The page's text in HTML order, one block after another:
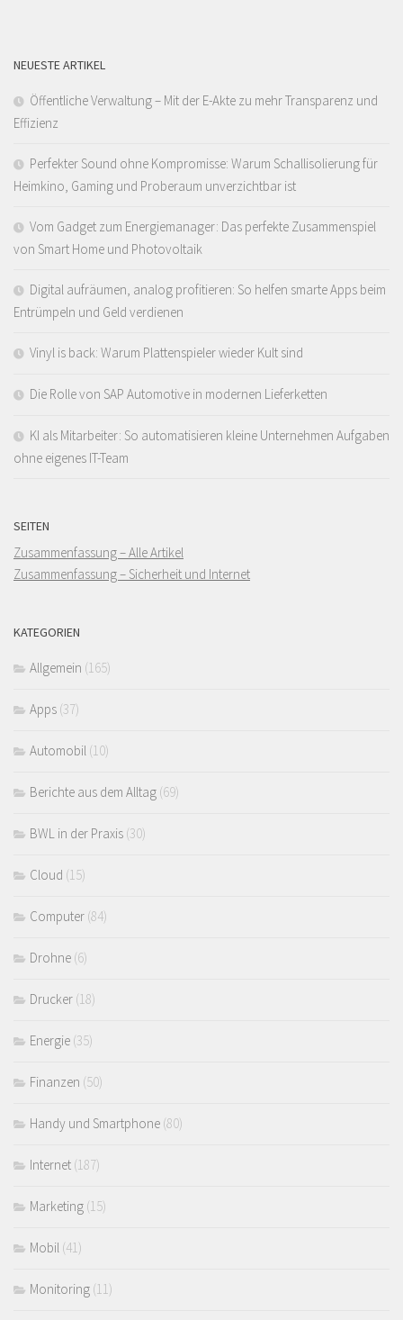
NEUESTE ARTIKEL
Öffentliche Verwaltung – Mit der E-Akte zu mehr Transparenz und
Effizienz
Perfekter Sound ohne Kompromisse: Warum Schallisolierung für
Heimkino, Gaming und Proberaum unverzichtbar ist
Vom Gadget zum Energiemanager: Das perfekte Zusammenspiel
von Smart Home und Photovoltaik
Digital aufräumen, analog profitieren: So helfen smarte Apps beim
Entrümpeln und Geld verdienen
Vinyl is back: Warum Plattenspieler wieder Kult sind
Die Rolle von SAP Automotive in modernen Lieferketten
KI als Mitarbeiter: So automatisieren kleine Unternehmen Aufgaben
ohne eigenes IT-Team
SEITEN
Zusammenfassung – Alle Artikel
Zusammenfassung – Sicherheit und Internet
KATEGORIEN
Allgemein (165)
Apps (37)
Automobil (10)
Berichte aus dem Alltag (69)
BWL in der Praxis (30)
Cloud (15)
Computer (84)
Drohne (6)
Drucker (18)
Energie (35)
Finanzen (50)
Handy und Smartphone (80)
Internet (187)
Marketing (15)
Mobil (41)
Monitoring (11)